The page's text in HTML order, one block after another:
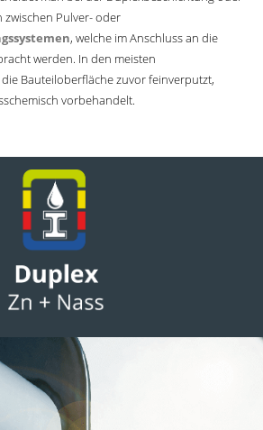
Pulver- oder
, welche im Anschluss an die
werden. In den meisten
Bauteiloberfläche zuvor feinverputzt,
vorbehandelt.